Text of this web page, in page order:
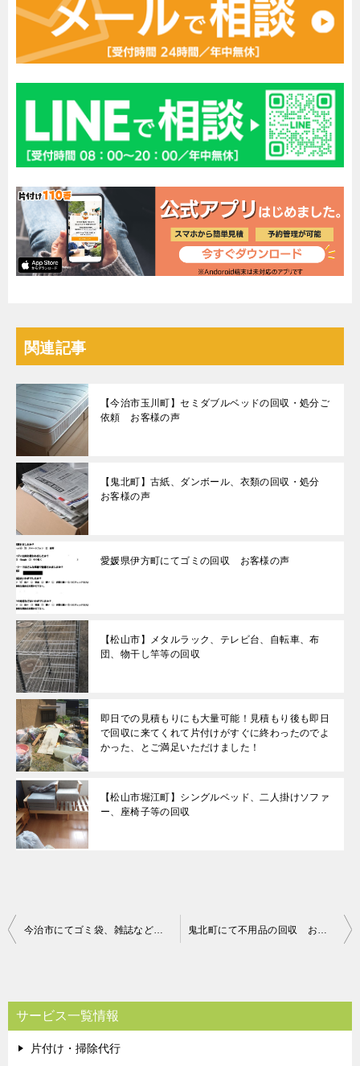
関連記事
【今治市玉川町】セミダブルベッドの回収・処分ご
依頼 お客様の声
【鬼北町】古紙、ダンボール、衣類の回収・処分
お客様の声
愛媛県伊方町にてゴミの回収 お客様の声
【松山市】メタルラック、テレビ台、自転車、布
団、物干し竿等の回収
即日での見積もりにも大量可能！見積もり後も即日
で回収に来てくれて片付けがすぐに終わったのでよ
かった、とご満足いただけました！
【松山市堀江町】シングルベッド、二人掛けソファ
ー、座椅子等の回収
投
ビ
ゲ
ー
今治市にてゴミ袋、雑誌などの回収処分 お客様の声 鬼北町にて不用品の回収 お客様の声
サービス一覧情報
片付け・掃除代行